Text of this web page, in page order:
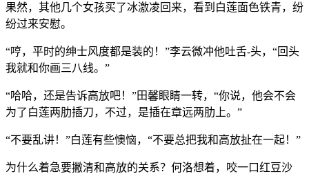
果然，其他几个女孩买了冰激凌回来，看到白莲面色铁青，纷
纷过来安慰。
“哼，平时的绅士风度都是装的！”李云微冲他吐舌-头，“回头
我就和你画三八线。”
“哈哈，还是告诉高放吧！”田馨眼睛一转，“你说，他会不会
为了白莲两肋插刀，不过，是插在章远两肋上。”
“不要乱讲！”白莲有些懊恼，“不要总把我和高放扯在一起！”
为什么着急要撇清和高放的关系？何洛想着，咬一口红豆沙